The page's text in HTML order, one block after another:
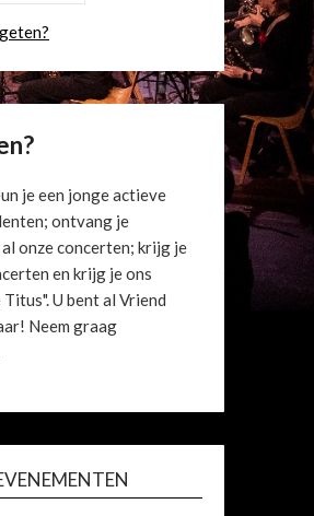
je een jonge actieve
ontvang je
onze concerten; krijg je
en krijg je ons
U bent al Vriend
Neem graag